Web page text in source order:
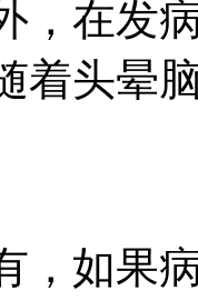
在发病
着头晕
如果病